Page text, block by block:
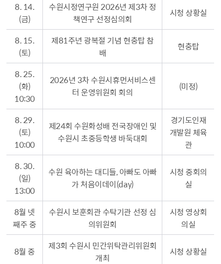
8. 14.
(금)
수원시정연구원 2026년 제3차 정
책연구 선정심의회
시청 상황실
8. 15.
(토)
제81주년 광복절 기념 현충탑 참
배
현충탑
8. 25.
(화)
10:30
2026년 3차 수원시휴먼서비스센
터 운영위원회 회의
(미정)
8. 29.
(토)
10:00
제24회 수원화성배 전국장애인 및
수원시 초중등학생 바둑대회
경기도인재
개발원 체육
관
8. 30.
(일)
13:00
수원 육아하는 대디들, 아빠도 아빠
가 처음이데이(day)
시청 중회의
실
8월 넷
째주 중
수원시 보훈회관 수탁기관 선정 심
의위원회
시청 영상회
의실
8월 중
제3회 수원시 민간위탁관리위원회
개최
시청 상황실